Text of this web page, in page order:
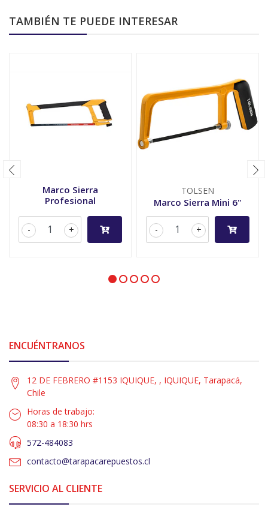
TAMBIÉN TE PUEDE INTERESAR
Marco Sierra
Profesional
+
-
TOLSEN
Marco Sierra Mini 6"
+
-
ENCUÉNTRANOS
12 DE FEBRERO #1153 IQUIQUE, , IQUIQUE, Tarapacá,
Chile
Horas de trabajo:
08:30 a 18:30 hrs
572-484083
contacto@tarapacarepuestos.cl
SERVICIO AL CLIENTE